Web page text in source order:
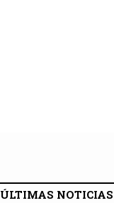
ÚLTIMAS NOTICIAS